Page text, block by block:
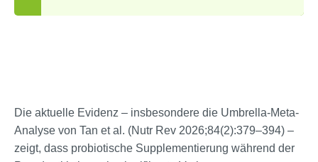
Die aktuelle Evidenz – insbesondere die Umbrella-Meta-
Analyse von Tan et al. (Nutr Rev 2026;84(2):379–394) –
zeigt, dass probiotische Supplementierung während der